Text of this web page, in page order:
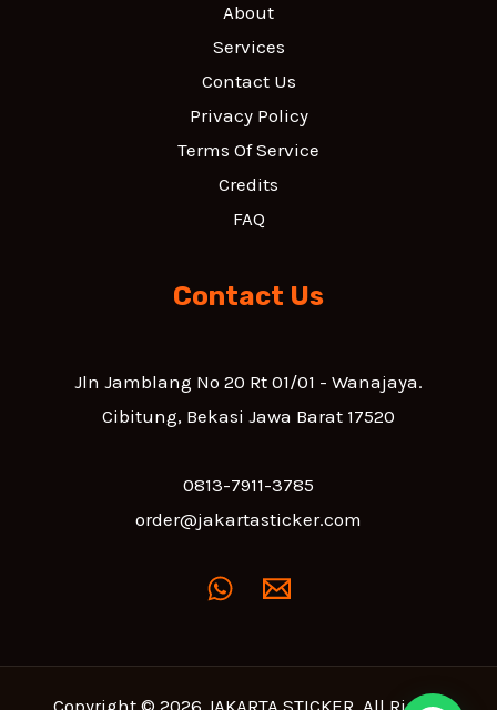
About
Services
Contact Us
Privacy Policy
Terms Of Service
Credits
FAQ
Contact Us
Jln Jamblang No 20 Rt 01/01 - Wanajaya.
Cibitung, Bekasi Jawa Barat 17520
0813-7911-3785
order@jakartasticker.com
Copyright © 2026 JAKARTA STICKER. All Rights